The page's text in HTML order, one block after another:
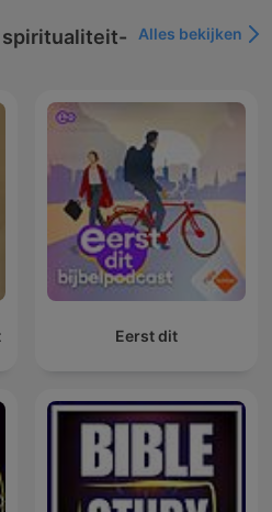
spiritualiteit-
Alles bekijken
Eerst dit